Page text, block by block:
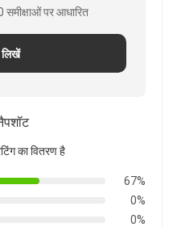
समीक्षाओं पर आधारित
लिखें
का वितरण है
67%
0%
0%